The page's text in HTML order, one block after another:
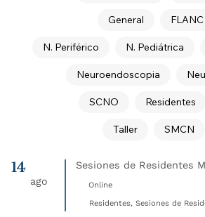
FLANC
General
N. Pediátrica
N. Periférico
Neuroendoscopia
Residentes
SCNO
SMCN
Taller
14
ago
Sesiones de Residentes
Online
Residentes, Sesiones de